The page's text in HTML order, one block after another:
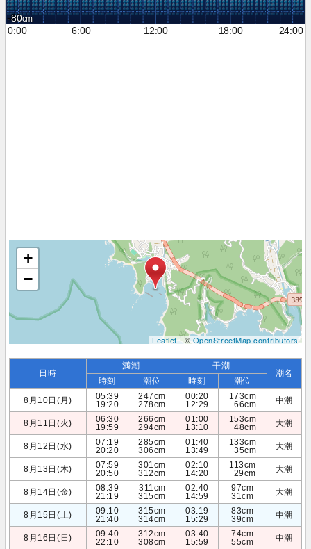
-80
0:00
6:00 12:00 18:00 24:00
+
−
Leaflet| ©OpenStreetMap contributors
日時
満潮 干潮
潮名
時刻 潮位 時刻
潮位
8月10日(月)
05:39
19:20
247cm
278cm
00:20
12:29
173cm
66cm
中潮
8月11日(火)
06:30
19:59
266cm
294cm
01:00
13:10
153cm
48cm
大潮
8月12日(水)
07:19
20:20
285cm
306cm
01:40
13:49
133cm
35cm
大潮
8月13日(木)
07:59
20:50
301cm
312cm
02:10
14:20
113cm
29cm
大潮
8月14日(金)
08:39
21:19
311cm
315cm
02:40
14:59
97cm
31cm
大潮
8月15日(土)
09:10
21:40
315cm
314cm
03:19
15:29
83cm
39cm
中潮
8月16日(日)
09:40
22:10
312cm
308cm
03:40
15:59
74cm
55cm
中潮